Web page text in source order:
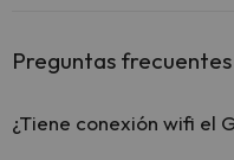
Preguntas
¿Tiene conexión wifi el